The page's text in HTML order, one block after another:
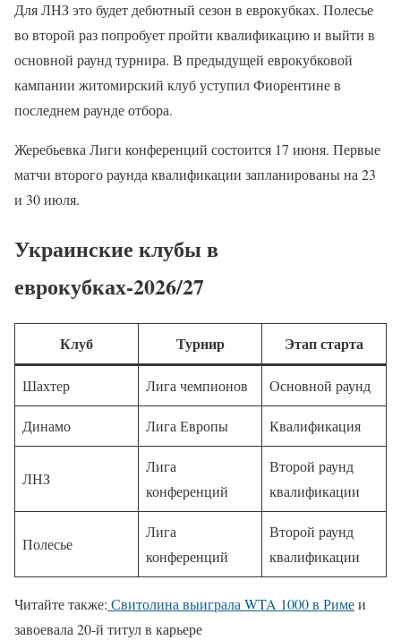
Для ЛНЗ это будет дебютный сезон в еврокубках. Полесье
во второй раз попробует пройти квалификацию и выйти в
основной раунд турнира. В предыдущей еврокубковой
кампании житомирский клуб уступил Фиорентине в
последнем раунде отбора.
Жеребьевка Лиги конференций состоится 17 июня. Первые
матчи второго раунда квалификации запланированы на 23
и 30 июля.
Украинские клубы в
еврокубках-2026/27
Клуб Турнир Этап старта
Шахтер Лига чемпионов Основной раунд
Динамо Лига Европы Квалификация
ЛНЗ
Лига
конференций
Второй раунд
квалификации
Полесье
Лига
конференций
Второй раунд
квалификации
Читайте также: Свитолина выиграла WTA 1000 в Римеи
завоевала 20-й титул в карьере